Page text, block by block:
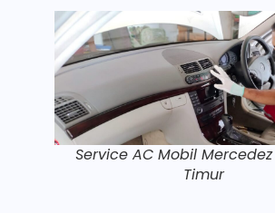
Service AC Mobil
Timur